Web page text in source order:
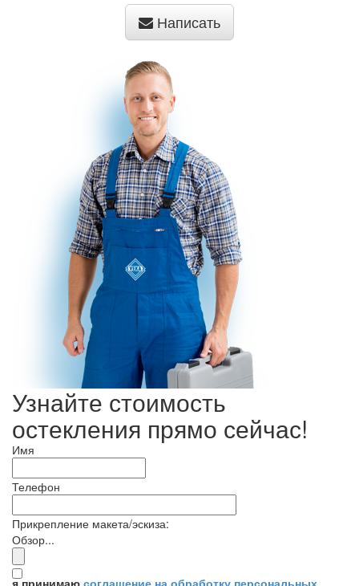
Написать
Узнайте стоимость
остекления прямо сейчас!
Имя
Телефон
Прикрепление макета/эскиза:
Обзор...